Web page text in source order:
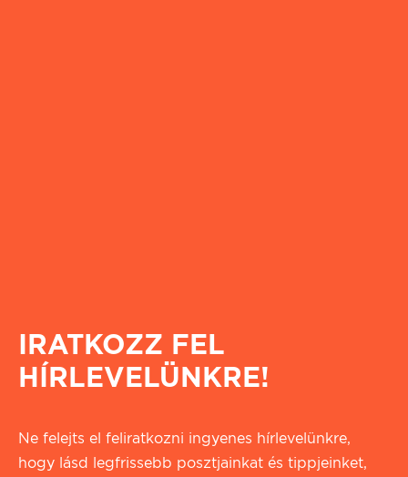
IRATKOZZ FEL
HÍRLEVELÜNKRE!
Ne felejts el feliratkozni ingyenes hírlevelünkre,
hogy lásd legfrissebb posztjainkat és tippjeinket,